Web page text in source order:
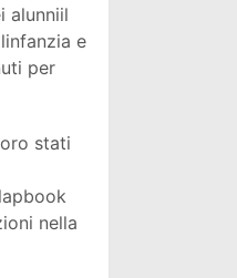
alunniil
e
per
stati
nella